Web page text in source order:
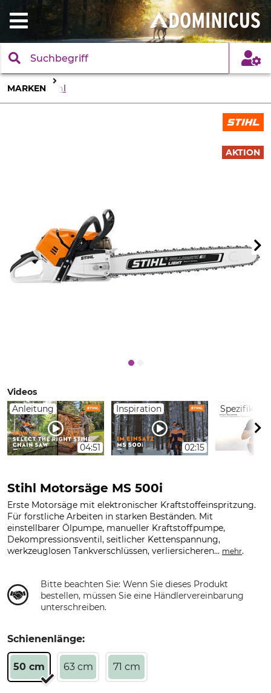
MARKEN Stihl
Videos
Anleitung
04:51
Inspiration
02:15
AKTION
Stihl Motorsäge MS 500i
Erste Motorsäge mit elektronischer Kraftstoffeinspritzung.
Für forstliche Arbeiten in starken Beständen. Mit
einstellbarer Ölpumpe, manueller Kraftstoffpumpe,
Dekompressionsventil, seitlicher Kettenspannung,
werkzeuglosen Tankverschlüssen, verliersicheren... mehr.
Bitte beachten Sie: Wenn Sie dieses Produkt
bestellen, müssen Sie eine Händlervereinbarung
unterschreiben.
Schienenlänge:
50 cm 63 cm 71 cm